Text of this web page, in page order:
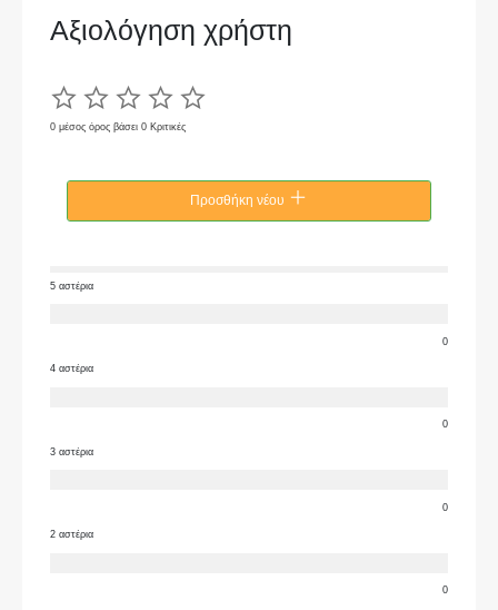
Αξιολόγηση χρήστη
0 μέσος όρος βάσει 0 Κριτικές
Προσθήκη νέου
5 αστέρια
0
4 αστέρια
0
3 αστέρια
0
2 αστέρια
0